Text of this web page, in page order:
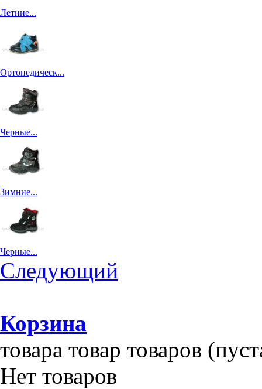
Летние...
Ортопедическ...
Черные...
Зимние...
Черные...
Следующий
Корзина
товара товар товаров
Нет товаров